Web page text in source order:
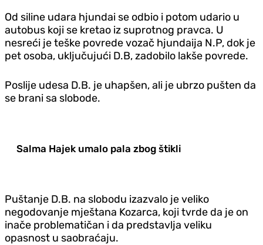
Od siline udara hjundai se odbio i potom udario u
autobus koji se kretao iz suprotnog pravca. U
nesreći je teške povrede vozač hjundaija N.P, dok je
pet osoba, uključujući D.B, zadobilo lakše povrede.
Poslije udesa D.B. je uhapšen, ali je ubrzo pušten da
se brani sa slobode.
Salma Hajek umalo pala zbog štikli
Puštanje D.B. na slobodu izazvalo je veliko
negodovanje mještana Kozarca, koji tvrde da je on
inače problematičan i da predstavlja veliku
opasnost u saobraćaju.